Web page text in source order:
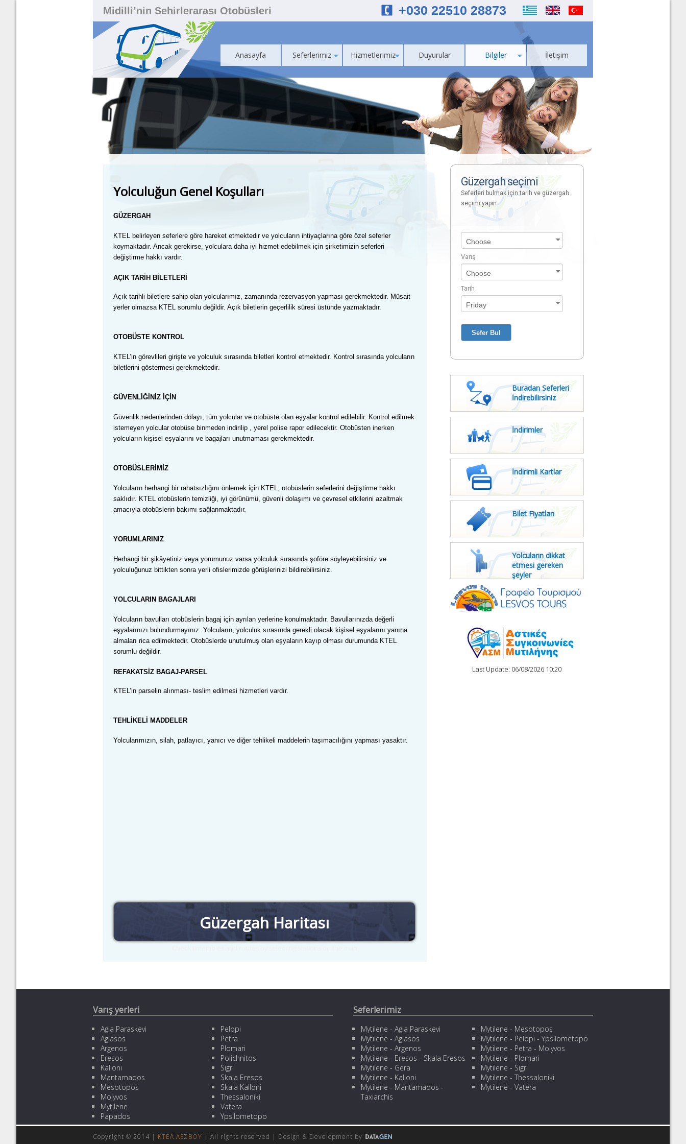
Midilli’nin Sehirlerarası Otobüsleri +030 22510 28873
Anasayfa Seferlerimiz Hizmetlerimiz Duyurular Bilgiler İletişim
Yolculuğun Genel Koşulları
GÜZERGAH
KTEL belirleyen seferlere göre hareket etmektedir ve yolcuların ihtiyaçlarına göre özel seferler
koymaktadır. Ancak gerekirse, yolculara daha iyi hizmet edebilmek için şirketimizin seferleri
değiştirme hakkı vardır.
AÇ IK TAR İH BİLETLERİ
Açık tarihli biletlere sahip olan yolcularımız, zamanında rezervasyon yapması gerekmektedir. Müsait
yerler olmazsa KTEL sorumlu değildir. Açık biletlerin geçerlilik süresi üstünde yazmaktadır.
OTOBÜSTE KONTROL
KTEL’in görevlileri girişte ve yolculuk sırasında bilet leri kontrol etmektedir. Kontrol sırasında yolcuların
bilet lerini göstermesi gerekmektedir.
GÜVENL İĞİNİZ İÇİN
Güvenlik nedenlerinden dolayı, tüm yolcular ve otobüste olan eşyalar kontrol edilebilir. Kontrol edilmek
istemeyen yolcular otobüse binmeden indirilip , yerel polise rapor edilecektir. Otobüsten inerken
yolcuların kişisel eşyalarını ve bagajları unutmaması gerekmektedir.
OTOBÜSLERİMİZ
Yolcuların herhangi bir rahatsızlığını önlemek için KTEL, otobüslerin seferlerini değiştirme hakkı
saklıdır. KTEL otobüslerin temizliği, iyi görünümü, güvenli dolaşımı ve çevresel etkilerini azaltmak
amacıyla otobüslerin bakımı sağlanmaktadır.
YORUMLARINIZ
Herhangi bir şikâyetiniz veya yorumunuz varsa yolculuk sırasında şoföre söyleyebilirsiniz ve
yolculuğunuz bittikten sonra yerli ofislerimizde görüşlerinizi bildirebilirsiniz.
YOLCULARIN BAGAJLARI
Yolcuların bavulları otobüslerin bagaj için ayrılan yerlerine konulmaktadır. Bavullarınızda değerli
eşyalarınızı bulundurmayınız. Yolcuların, yolculuk sırasında gerekli olacak kişisel eşyalarını yanına
almaları rica edilmektedir. Otobüslerde unutulmuş olan eşyaların kayıp olması durumunda KTEL
sorumlu değildir.
REFAKATS İZ BAGAJ-PARSEL
KTEL’in parselin al ınması- teslim edilmesi hizmetleri vardır.
TEHL İKELİ MADDELER
Yolcu larımızın, silah, patlayıcı, yanıcı ve diğer tehlikeli maddelerin taşımacılığını yapması yasaktır.
Güzergah Haritası
Güzergah seçimi
Seferleri bulmak için tarih ve güzergah
seçimi yapın
Varış
Tarih
Buradan Seferleri
İndirebilirsiniz
İndirimler
İndirimli Kartlar
Bilet Fiyatları
Yolcuların dikkat
etmesi gereken
şeyler
Last Update: 06/08/2026 10:20
Varış yerleri Seferlerimiz
Agia Paraskevi
Agiasos
Argenos
Eresos
Kalloni
Mantamados
Mesotopos
Molyvos
Mytilene
Papados
Pelopi
Petra
Plomari
Polichnitos
Sigri
Skala Eresos
Skala Kalloni
Thessaloniki
Vatera
Ypsilometopo
Mytilene - Agia Paraskevi
Mytilene - Agiasos
Mytilene - Argenos
Mytilene - Eresos - Skala Eresos
Mytilene - Gera
Mytilene - Kalloni
Mytilene - Mantamados -
Taxiarchis
Mytilene - Mesotopos
Mytilene - Pelopi - Ypsilometopo
Mytilene - Petra - Molyvos
Mytilene - Plomari
Mytilene - Sigri
Mytilene - Thessaloniki
Mytilene - Vatera
Copyright © 2014 | ΚΤΕΛ ΛΕΣΒΟΥ | All rights reserved | Design & Development by